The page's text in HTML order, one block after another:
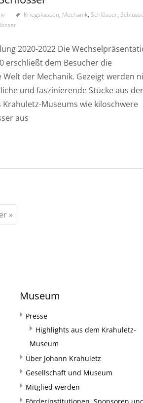
Kriegskassen, Mechanik, Schlösser,
2020-2022 Die
erschließt dem Besucher die
Welt der Mechanik. Gezeigt werden
und faszinierende Stücke aus der
Krahuletz-Museums wie kiloschwere
aus
»
Museum
Presse
Highlights aus dem Krahuletz-
Museum
Über Johann Krahuletz
Gesellschaft und Museum
Mitglied werden